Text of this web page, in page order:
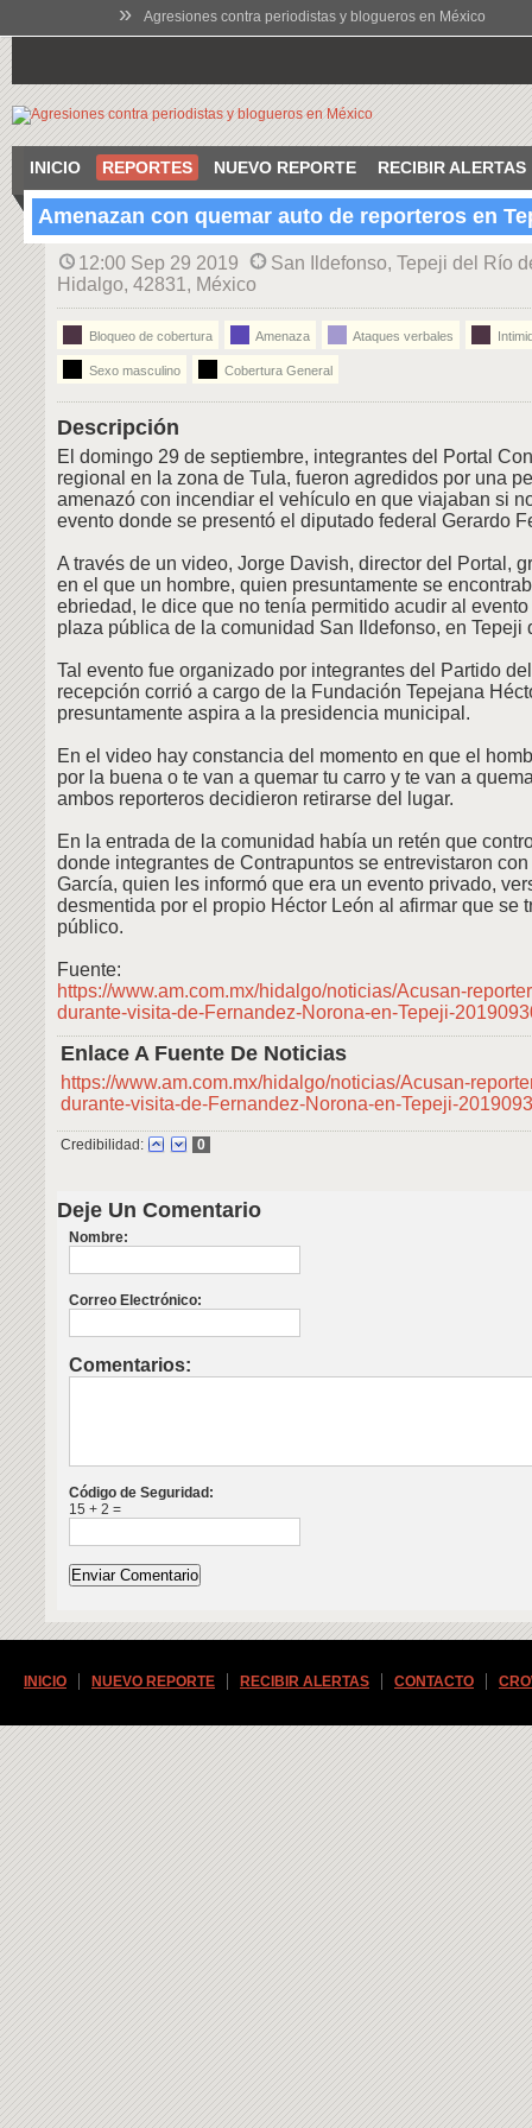
» Agresiones contra periodistas y blogueros en México
INICIO REPORTES NUEVO REPORTE RECIBIR ALERTAS
Amenazan con quemar auto de reporteros en
12:00 Sep 29 2019
San Ildefonso, Tepeji del Río
Hidalgo, 42831, México
Bloqueo de cobertura Amenaza Ataques verbales
Sexo masculino Cobertura General
Descripción
El domingo 29 de septiembre, integrantes del Portal
regional en la zona de Tula, fueron agredidos por una
amenazó con incendiar el vehículo en que viajaban si
evento donde se presentó el diputado federal Gerardo
A través de un video, Jorge Davish, director del Portal,
en el que un hombre, quien presuntamente se
ebriedad, le dice que no tenía permitido acudir al
plaza pública de la comunidad San Ildefonso, en Tepeji
Tal evento fue organizado por integrantes del Partido
recepción corrió a cargo de la Fundación Tepejana
presuntamente aspira a la presidencia municipal.
En el video hay constancia del momento en que el
por la buena o te van a quemar tu carro y te van a
ambos reporteros decidieron retirarse del lugar.
En la entrada de la comunidad había un retén que
donde integrantes de Contrapuntos se entrevistaron
García, quien les informó que era un evento privado,
desmentida por el propio Héctor León al afirmar que se
público.
Fuente:
https://www.am.com.mx/hidalgo/noticias/Acusan-
durante-visita-de-Fernandez-Norona-en-Tepeji-
Enlace A Fuente De Noticias
https://www.am.com.mx/hidalgo/noticias/Acusan-
durante-visita-de-Fernandez-Norona-en-Tepeji-
Credibilidad: 0
Deje Un Comentario
Nombre:
Correo Electrónico:
Comentarios:
Código de Seguridad:
15 + 2 =
INICIO NUEVO REPORTE RECIBIR ALERTAS CONTACTO